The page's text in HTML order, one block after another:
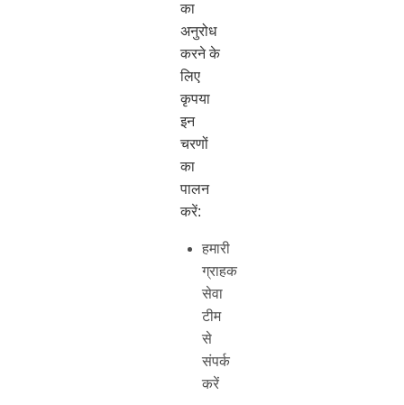
का
अनुरोध
करने के
लिए
कृपया
इन
चरणों
का
पालन
करें:
हमारी
ग्राहक
सेवा
टीम
से
संपर्क
करें